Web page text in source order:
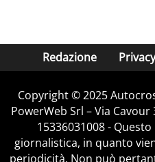
Redazione
Copyright © 2025
PowerWeb Srl – Via Cavour
15336031008 -
giornalistica, in quanto
periodicità. Non può